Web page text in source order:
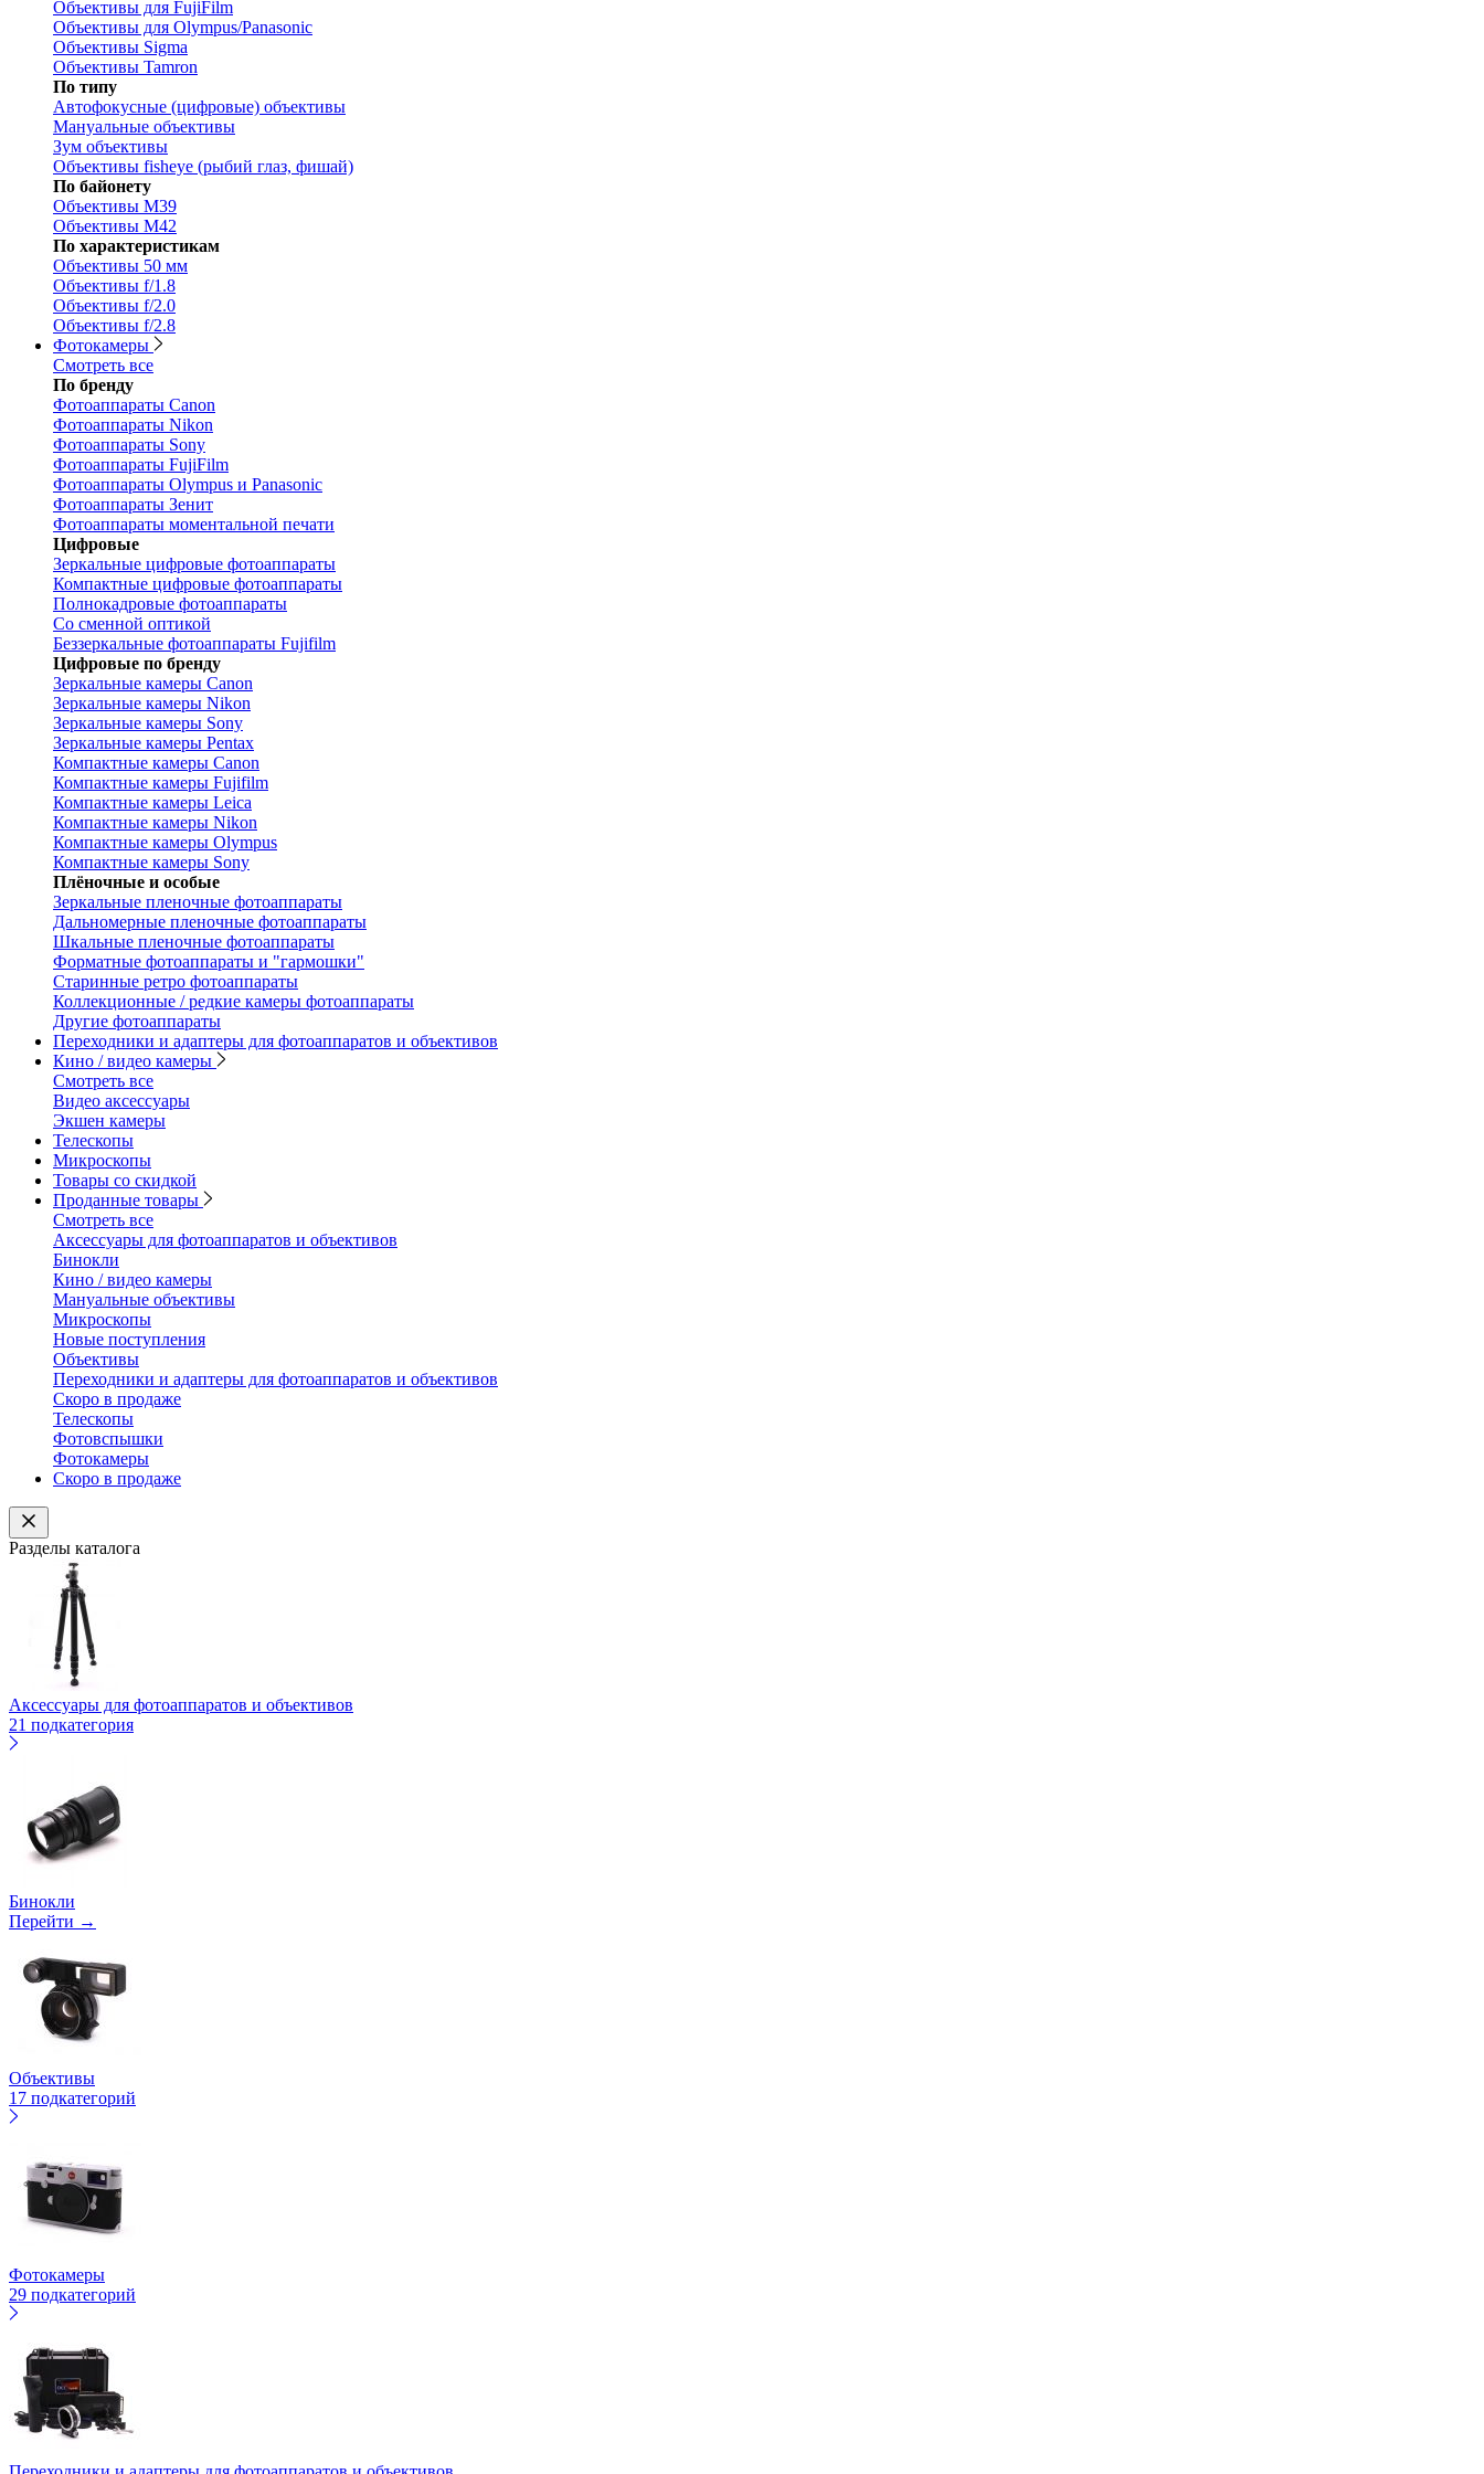
Объективы для FujiFilm
Объективы для Olympus/Panasonic
Объективы Sigma
Объективы Tamron
По типу
Автофокусные (цифровые) объективы
Мануальные объективы
Зум объективы
Объективы fisheye (рыбий глаз, фишай)
По байонету
Объективы M39
Объективы M42
По характеристикам
Объективы 50 мм
Объективы f/1.8
Объективы f/2.0
Объективы f/2.8
Фотокамеры
Смотреть все
По бренду
Фотоаппараты Canon
Фотоаппараты Nikon
Фотоаппараты Sony
Фотоаппараты FujiFilm
Фотоаппараты Olympus и Panasonic
Фотоаппараты Зенит
Фотоаппараты моментальной печати
Цифровые
Зеркальные цифровые фотоаппараты
Компактные цифровые фотоаппараты
Полнокадровые фотоаппараты
Со сменной оптикой
Беззеркальные фотоаппараты Fujifilm
Цифровые по бренду
Зеркальные камеры Canon
Зеркальные камеры Nikon
Зеркальные камеры Sony
Зеркальные камеры Pentax
Компактные камеры Canon
Компактные камеры Fujifilm
Компактные камеры Leica
Компактные камеры Nikon
Компактные камеры Olympus
Компактные камеры Sony
Плёночные и особые
Зеркальные пленочные фотоаппараты
Дальномерные пленочные фотоаппараты
Шкальные пленочные фотоаппараты
Форматные фотоаппараты и "гармошки"
Старинные ретро фотоаппараты
Коллекционные / редкие камеры фотоаппараты
Другие фотоаппараты
Переходники и адаптеры для фотоаппаратов и объективов
Кино / видео камеры
Смотреть все
Видео аксессуары
Экшен камеры
Телескопы
Микроскопы
Товары со скидкой
Проданные товары
Смотреть все
Аксессуары для фотоаппаратов и объективов
Бинокли
Кино / видео камеры
Мануальные объективы
Микроскопы
Новые поступления
Объективы
Переходники и адаптеры для фотоаппаратов и объективов
Скоро в продаже
Телескопы
Фотовспышки
Фотокамеры
Скоро в продаже
Разделы каталога
Аксессуары для фотоаппаратов и объективов
21 подкатегория
Бинокли
Перейти →
Объективы
17 подкатегорий
Фотокамеры
29 подкатегорий